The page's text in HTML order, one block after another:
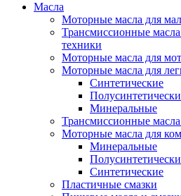
Масла
Моторные масла для
Трансмиссионные
техники
Моторные масла для
Моторные масла для
Синтетические
Минеральные
Трансмиссионные масла
Моторные масла для
Минеральные
Синтетические
Пластичные смазки